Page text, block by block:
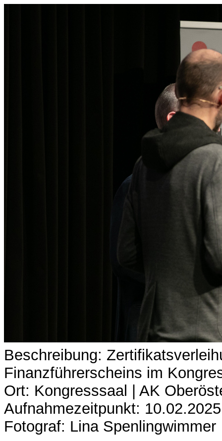
Beschreibung:
Finanzführerscheins im
Ort: Kongresssaal | AK
Aufnahmezeitpunkt: 10.02.2025
Fotograf: Lina Spenlingwimmer